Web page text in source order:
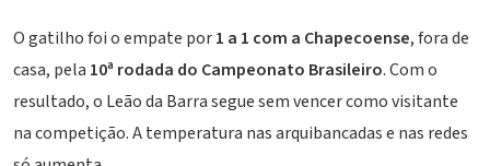
O gatilho foi o empate por1 a 1 com a Chapecoense, fora de
casa, pela 10ª rodada do Campeonato Brasileiro. Com o
resultado, o Leão da Barra segue sem vencer como visitante
na competição. A temperatura nas arquibancadas e nas redes